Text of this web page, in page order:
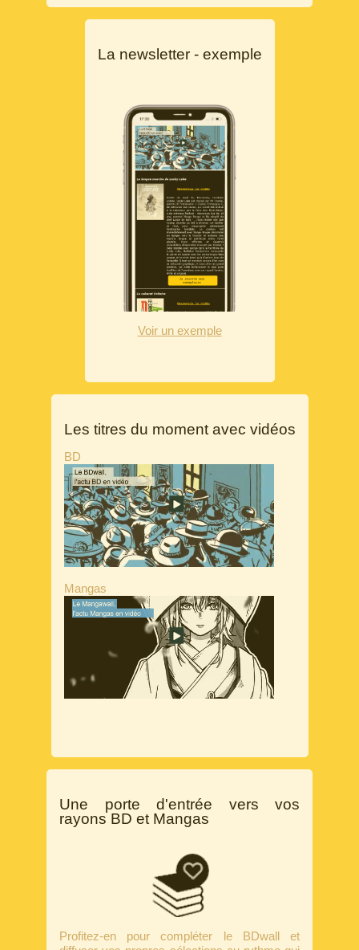
La newsletter - exemple
Voir un exemple
Les titres du moment avec vidéos
BD
Mangas
Une porte d'entrée vers vos
rayons BD et Mangas
Profitez-en pour compléter le BDwall et